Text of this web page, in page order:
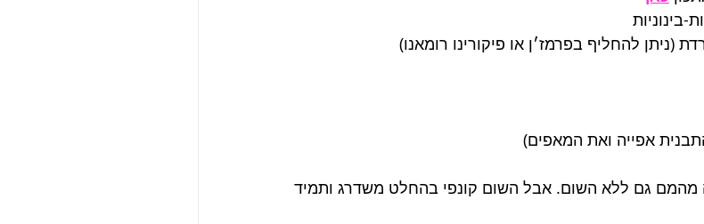
מהמם גם ללא השום. אבל השום קונפי בהחלט משדרג ותמיד